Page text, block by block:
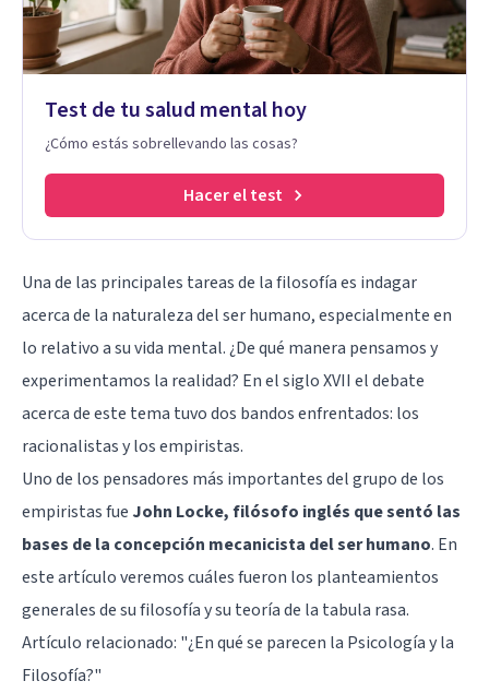
Test de tu salud mental hoy
¿Cómo estás sobrellevando las cosas?
Hacer el test
Una de las principales tareas de la filosofía es indagar
acerca de la naturaleza del ser humano, especialmente en
lo relativo a su vida mental. ¿De qué manera pensamos y
experimentamos la realidad? En el siglo XVII el debate
acerca de este tema tuvo dos bandos enfrentados: los
racionalistas y los empiristas.
Uno de los pensadores más importantes del grupo de los
empiristas fue John Locke, filósofo inglés que sentó las
bases de la concepción mecanicista del ser humano. En
este artículo veremos cuáles fueron los planteamientos
generales de su filosofía y su teoría de la tabula rasa.
Artículo relacionado: "¿En qué se parecen la Psicología y la
Filosofía?"